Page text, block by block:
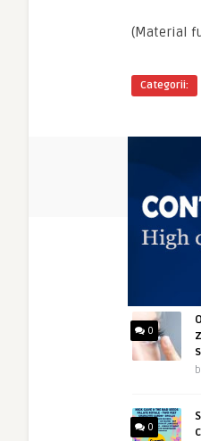
(Material
Categorii:
0
0